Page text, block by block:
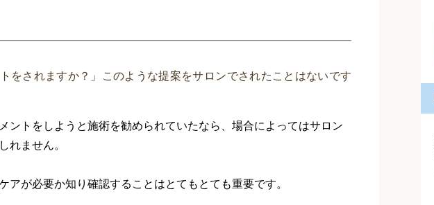
をされますか？」このような提案をサロンでされたことはないです
ントをしようと施術を勧められていたなら、場合によってはサロン
れません。
アが必要か知り確認することはとてもとても重要です。